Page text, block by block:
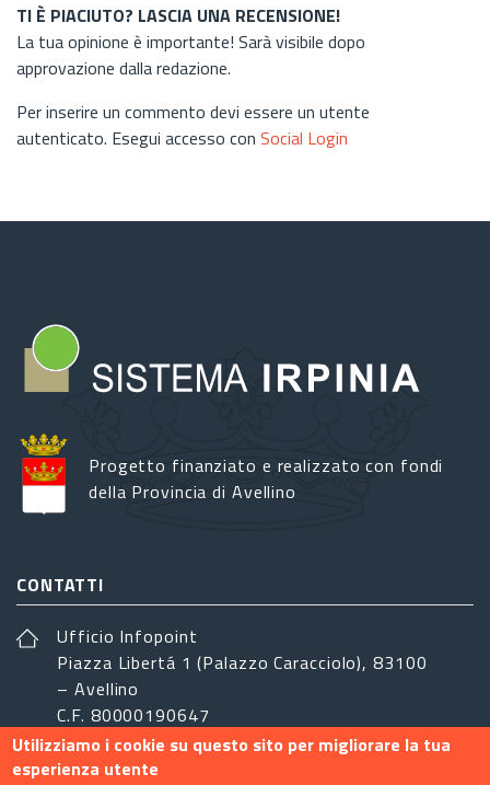
TI È PIACIUTO? LASCIA UNA RECENSIONE!
La tua opinione è importante! Sarà visibile dopo
approvazione dalla redazione.
Per inserire un commento devi essere un utente
autenticato. Esegui accesso con Social Login
Progetto finanziato e realizzato con fondi
della Provincia di Avellino
CONTATTI
Ufficio Infopoint
Piazza Libertá 1 (Palazzo Caracciolo), 83100
– Avellino
C.F. 80000190647
sistemairpinia@provincia.avellino.it
Utilizziamo i cookie su questo sito per migliorare la tua
esperienza utente